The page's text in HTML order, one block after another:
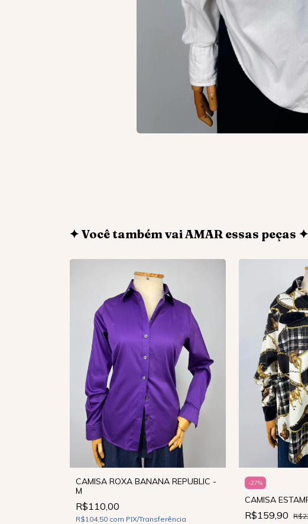
✦ Você também vai AMAR essas peças ✦
CAMISA ROXA BANANA REPUBLIC -
M
R$110,00
R$104,50 com PIX/Transferência
-27%
CAMISA
R$159,90